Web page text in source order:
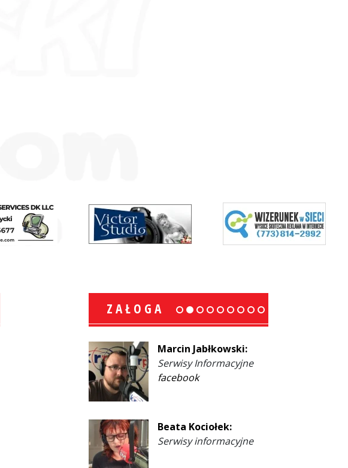
ZAŁOGA
Marcin Jabłkowski:
Serwisy Informacyjne
facebook
Beata Kociołek:
Serwisy informacyjne